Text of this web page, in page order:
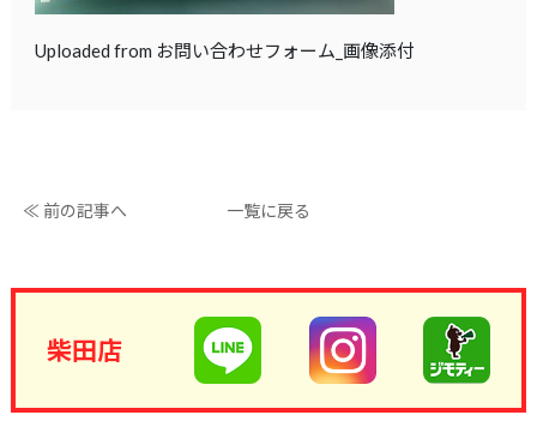
Uploaded from お問い合わせフォーム_画像添付
≪ 前の記事へ 一覧に戻る
柴田店